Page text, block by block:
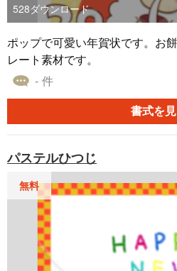
528ダウンロード
ポップで可愛い年賀状です。お
レート素材です。
- 件
書式を
パステルひつじ
無料